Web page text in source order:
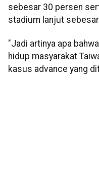
sebesar 30 persen
stadium lanjut
"Jadi artinya apa
hidup masyarakat
kasus advance yang